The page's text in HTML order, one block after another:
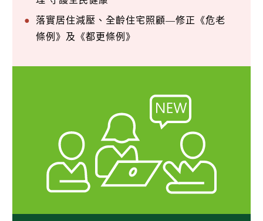
落實居住減壓、全齡住宅照顧—修正《危老
條例》及《都更條例》